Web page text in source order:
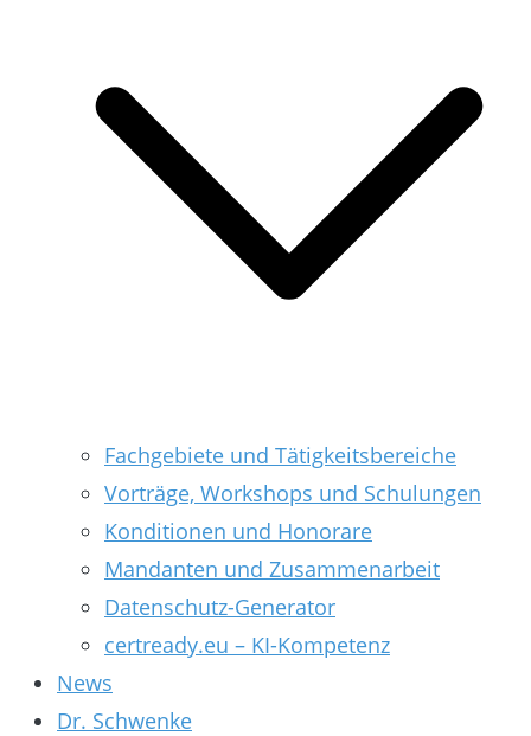
Fachgebiete und Tätigkeitsbereiche
Vorträge, Workshops und Schulungen
Konditionen und Honorare
Mandanten und Zusammenarbeit
Datenschutz-Generator
certready.eu – KI-Kompetenz
News
Dr. Schwenke